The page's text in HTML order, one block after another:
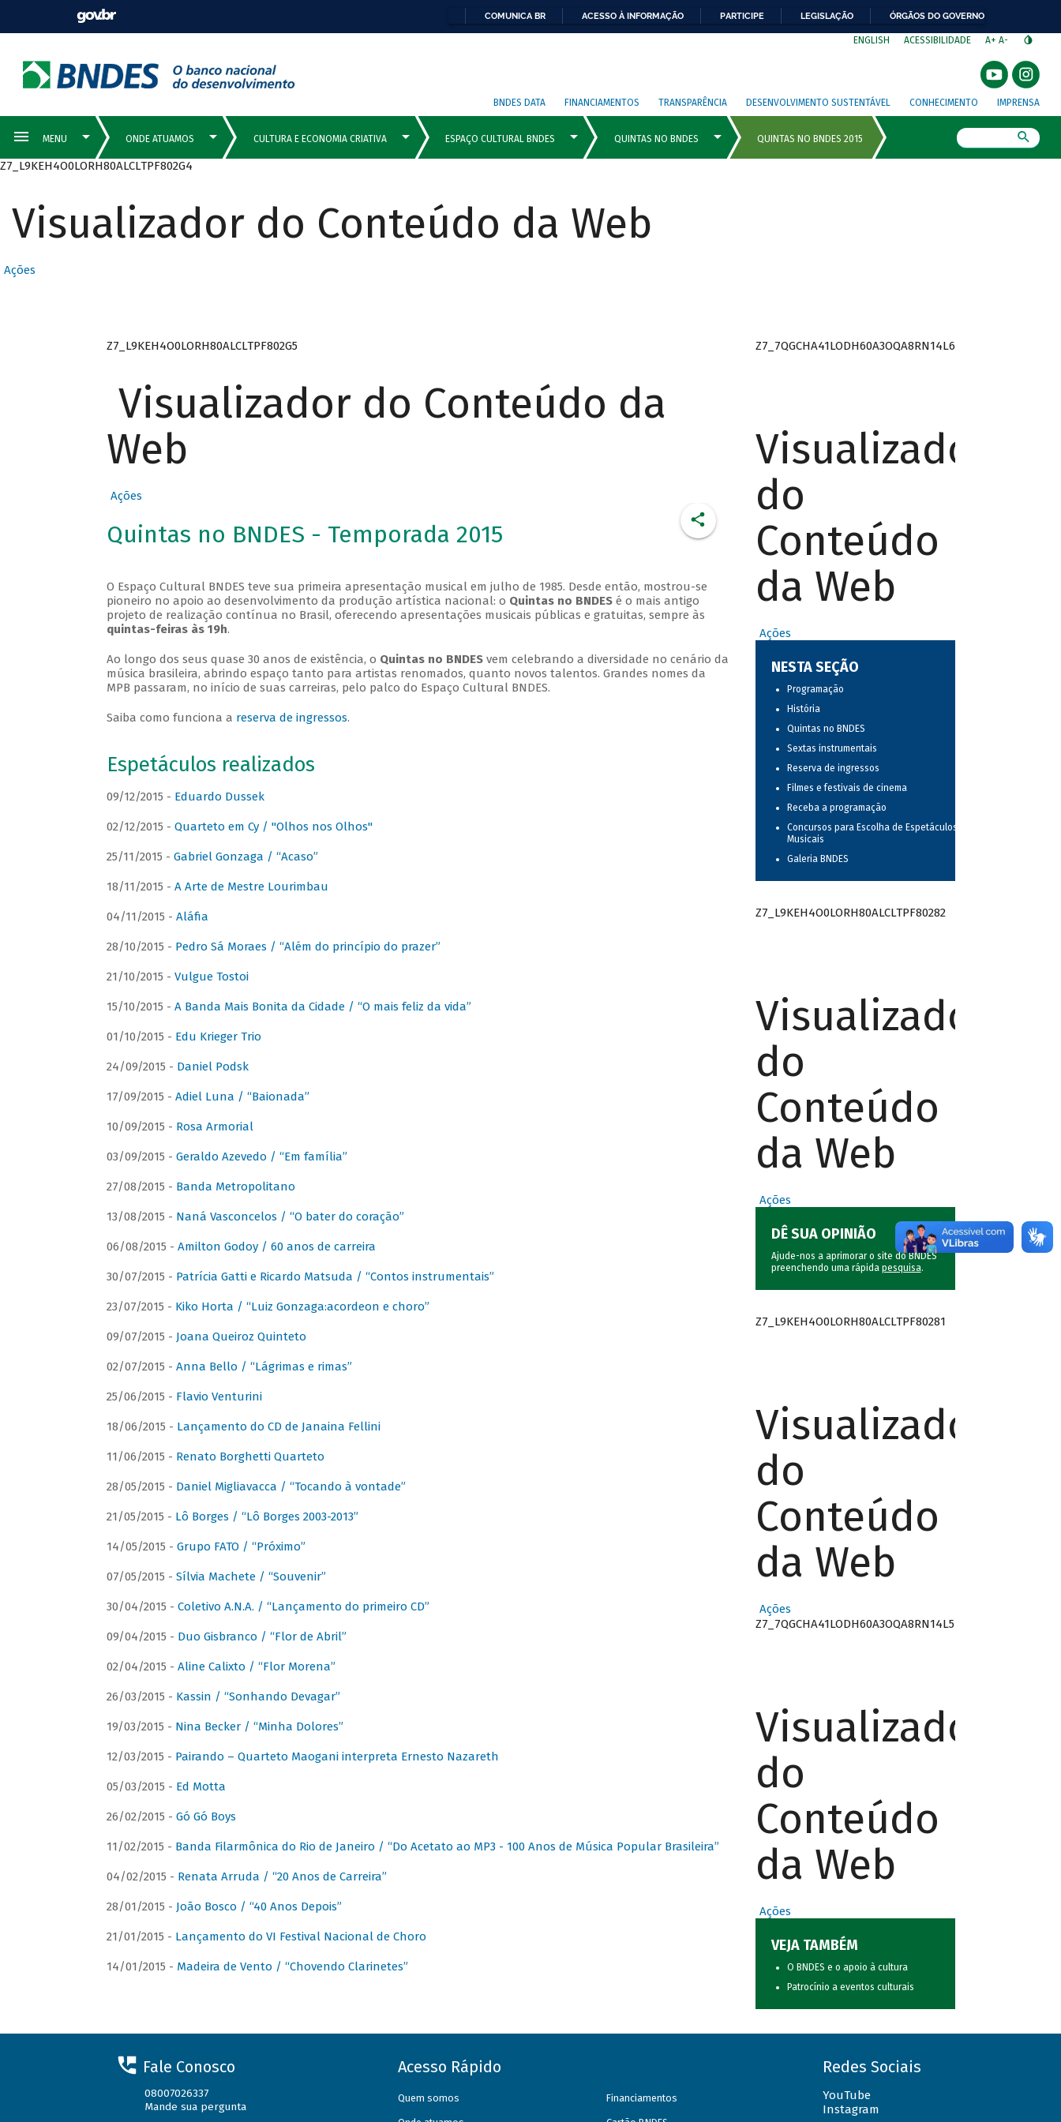
COMUNICA BR ACESSO À INFORMAÇÃO PARTICIPE LEGISLAÇÃO ÓRGÃOS DO GOVERNO
ENGLISH ACESSIBILIDADE A+ A-
BNDES DATA FINANCIAMENTOS TRANSPARÊNCIA DESENVOLVIMENTO SUSTENTÁVEL CONHECIMENTO IMPRENSA
Z7_L9KEH4O0LORH80ALCLTPF802G4
Visualizador do Conteúdo da Web
Ações
Z7_L9KEH4O0LORH80ALCLTPF802G5
Visualizador do Conteúdo da
Web
Ações
Quintas no BNDES - Temporada 2015
O Espaço Cultural BNDES teve sua primeira apresentação musical em julho de 1985. Desde então, mostrou-se
pioneiro no apoio ao desenvolvimento da produção artística nacional: o Quintas no BNDESé o mais antigo
projeto de realização contínua no Brasil, oferecendo apresentações musicais públicas e gratuitas, sempre às
quintas-feiras às 19h.
Ao longo dos seus quase 30 anos de existência, o Quintas no BNDESvem celebrando a diversidade no cenário da
música brasileira, abrindo espaço tanto para artistas renomados, quanto novos talentos. Grandes nomes da
MPB passaram, no início de suas carreiras, pelo palco do Espaço Cultural BNDES.
Saiba como funciona a reserva de ingressos.
Espetáculos realizados
09/12/2015 - Eduardo Dussek
02/12/2015 - Quarteto em Cy / "Olhos nos Olhos"
25/11/2015 - Gabriel Gonzaga / “Acaso”
18/11/2015 - A Arte de Mestre Lourimbau
04/11/2015 - Aláfia
28/10/2015 - Pedro Sá Moraes / “Além do princípio do prazer”
21/10/2015 - Vulgue Tostoi
15/10/2015 - A Banda Mais Bonita da Cidade / “O mais feliz da vida”
01/10/2015 - Edu Krieger Trio
24/09/2015 - Daniel Podsk
17/09/2015 - Adiel Luna / “Baionada”
10/09/2015 - Rosa Armorial
03/09/2015 - Geraldo Azevedo / “Em família”
27/08/2015 - Banda Metropolitano
13/08/2015 - Naná Vasconcelos / “O bater do coração”
06/08/2015 - Amilton Godoy / 60 anos de carreira
30/07/2015 - Patrícia Gatti e Ricardo Matsuda / “Contos instrumentais”
23/07/2015 - Kiko Horta / “Luiz Gonzaga:acordeon e choro”
09/07/2015 - Joana Queiroz Quinteto
02/07/2015 - Anna Bello / “Lágrimas e rimas”
25/06/2015 - Flavio Venturini
18/06/2015 - Lançamento do CD de Janaina Fellini
11/06/2015 - Renato Borghetti Quarteto
28/05/2015 - Daniel Migliavacca / “Tocando à vontade”
21/05/2015 - Lô Borges / “Lô Borges 2003-2013”
14/05/2015 - Grupo FATO / “Próximo”
07/05/2015 - Sílvia Machete / “Souvenir”
30/04/2015 - Coletivo A.N.A. / “Lançamento do primeiro CD”
09/04/2015 - Duo Gisbranco / “Flor de Abril”
02/04/2015 - Aline Calixto / “Flor Morena”
26/03/2015 - Kassin / “Sonhando Devagar”
19/03/2015 - Nina Becker / “Minha Dolores”
12/03/2015 - Pairando – Quarteto Maogani interpreta Ernesto Nazareth
05/03/2015 - Ed Motta
26/02/2015 - Gó Gó Boys
11/02/2015 - Banda Filarmônica do Rio de Janeiro / “Do Acetato ao MP3 - 100 Anos de Música Popular Brasileira”
04/02/2015 - Renata Arruda / “20 Anos de Carreira”
28/01/2015 - João Bosco / “40 Anos Depois”
21/01/2015 - Lançamento do VI Festival Nacional de Choro
14/01/2015 - Madeira de Vento / “Chovendo Clarinetes”
Z7_7QGCHA41LODH60A3OQA8RN14L6
Visualizador
do
Conteúdo
da Web
Ações
NESTA SEÇÃO
Programação
História
Quintas no BNDES
Sextas instrumentais
Reserva de ingressos
Filmes e festivais de cinema
Receba a programação
Concursos para Escolha de Espetáculos
Musicais
Galeria BNDES
Z7_L9KEH4O0LORH80ALCLTPF80282
Visualizador
do
Conteúdo
da Web
Ações
DÊ SUA OPINIÃO
Ajude-nos a aprimorar o site do BNDES
preenchendo uma rápida pesquisa.
Z7_L9KEH4O0LORH80ALCLTPF80281
Visualizador
do
Conteúdo
da Web
Ações
Z7_7QGCHA41LODH60A3OQA8RN14L5
Visualizador
do
Conteúdo
da Web
Ações
VEJA TAMBÉM
O BNDES e o apoio à cultura
Patrocínio a eventos culturais
Fale Conosco
08007026337
Mande sua pergunta
Acesso Rápido
Quem somos Financiamentos
Redes Sociais
YouTube
Instagram